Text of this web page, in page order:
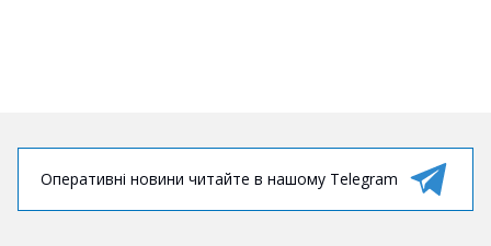
Оперативні новини читайте в нашому Telegram